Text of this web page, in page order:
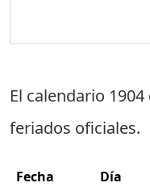
El calendario
feriados oficiales.
Fecha Día